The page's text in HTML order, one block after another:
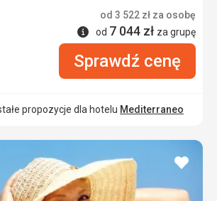
od 3 522 zł za osobę
Informacje
od 7 044 zł za grupę
Sprawdź cenę
propozycje dla hotelu Mediterraneo
dodaj